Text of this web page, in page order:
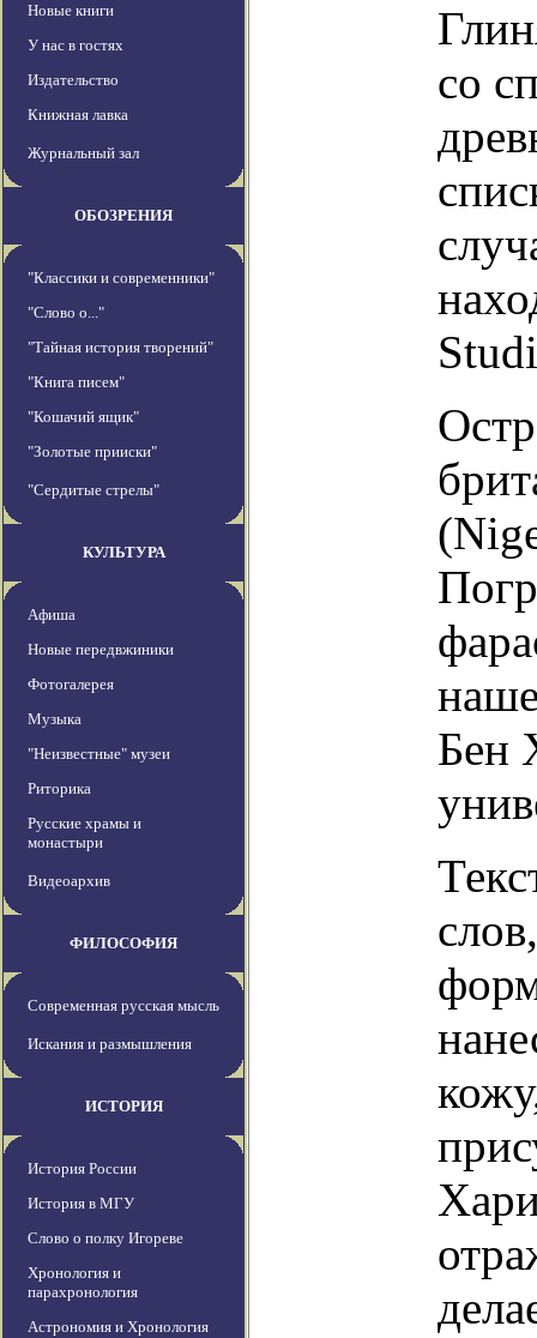
Новые книги
У нас в гостях
Издательство
Книжная лавка
Журнальный зал
ОБОЗРЕНИЯ
"Классики и современники"
"Слово о..."
"Тайная история творений"
"Книга писем"
"Кошачий ящик"
"Золотые прииски"
"Сердитые стрелы"
КУЛЬТУРА
Афиша
Новые передвжиники
Фотогалерея
Музыка
"Неизвестные" музеи
Риторика
Русские храмы и
монастыри
Видеоархив
ФИЛОСОФИЯ
Современная русская мысль
Искания и размышления
ИСТОРИЯ
История России
История в МГУ
Слово о полку Игореве
Хронология и
парахронология
Астрономия и Хронология
со
Бен